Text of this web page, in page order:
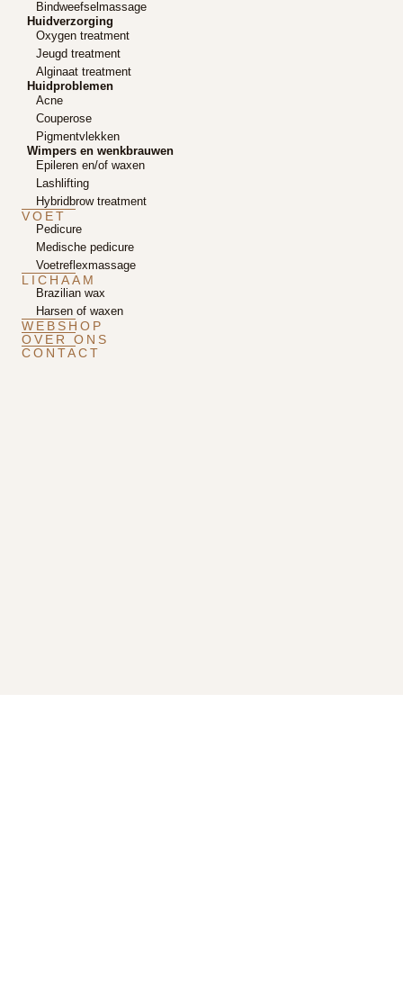
Bindweefselmassage
Huidverzorging
Oxygen treatment
Jeugd treatment
Alginaat treatment
Huidproblemen
Acne
Couperose
Pigmentvlekken
Wimpers en wenkbrauwen
Epileren en/of waxen
Lashlifting
Hybridbrow treatment
VOET
Pedicure
Medische pedicure
Voetreflexmassage
LICHAAM
Brazilian wax
Harsen of waxen
WEBSHOP
OVER ONS
CONTACT